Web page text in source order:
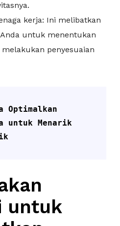
kerja: Ini melibatkan
untuk menentukan
penyesuaian
Optimalkan
untuk Menarik
untuk